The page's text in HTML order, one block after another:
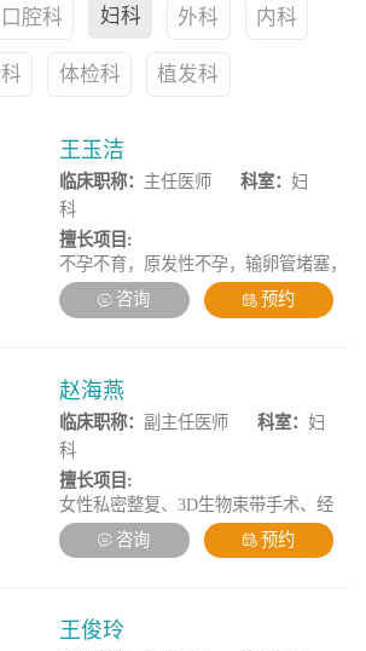
口腔科 妇科 外科 内科
体检科 植发科
王玉洁
临床职称： 主任医师 科室：妇
科
擅长项目:
不孕不育，原发性不孕，输卵管堵塞，
输卵管积水，多囊卵巢综合征，月经
病，妇科生殖内分泌，子宫内膜疾病管
咨询 预约
赵海燕
临床职称： 副主任医师 科室：妇
科
擅长项目:
女性私密整复、3D生物束带手术、经
阴道微创手术、宫腔镜复杂手术、腹腔
镜高难度手术、不孕不育、月经不调、
器脱垂手术。
咨询 预约
王俊玲